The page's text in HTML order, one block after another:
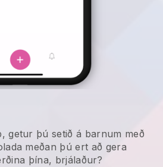
getur þú setið á barnum með
meðan þú ert að gera
þína, brjálaður?